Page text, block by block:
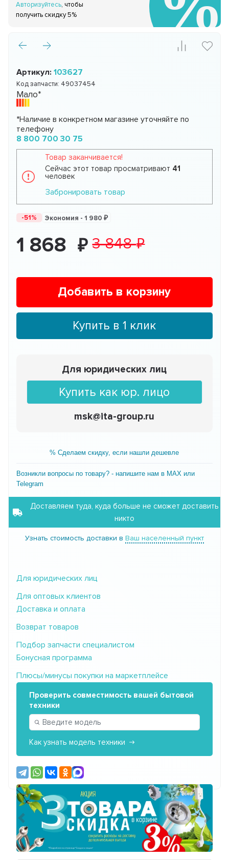
Авторизуйтесь, чтобы
получить скидку 5%
Артикул:103627
Код запчасти: 49037454
Мало*
*Наличие в конкретном магазине уточняйте по
телефону
8 800 700 30 75
Товар заканчивается!
Сейчас этот товар просматривают 41
человек
Забронировать товар
-51% Экономия -1 980
1 868 3 848
Добавить в корзину
Купить в 1 клик
Для юридических лиц
Купить как юр. лицо
msk@ita-group.ru
% Сделаем скидку, если нашли дешевле
Возникли вопросы по товару? - напишите нам в MAX или
Telegram
Доставляем туда, куда больше не сможет доставить
никто
Узнать стоимость доставки в Ваш населенный пункт
Для юридических лиц
Для оптовых клиентов
Доставка и оплата
Возврат товаров
Подбор запчасти специалистом
Бонусная программа
Плюсы/минусы покупки на маркетплейсе
Проверить совместимость вашей бытовой
техники
Как узнать модель техники
Предыдущий